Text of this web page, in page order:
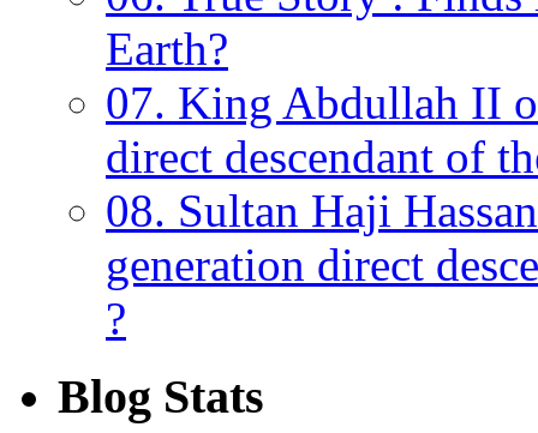
Earth?
07. King Abdullah II
direct descendant of
08. Sultan Haji
generation direct
?
Blog Stats